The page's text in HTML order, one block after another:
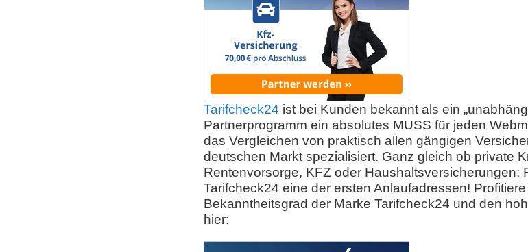
Tarifcheck24 ist bei Kunden bekannt als ein
Partnerprogramm ein absolutes MUSS für jeden
das Vergleichen von praktisch allen gängigen
deutschen Markt spezialisiert. Ganz gleich ob private
Rentenvorsorge, KFZ oder Haushaltsversicherungen:
Tarifcheck24 eine der ersten Anlaufadressen!
Bekanntheitsgrad der Marke Tarifcheck24 und den
hier: